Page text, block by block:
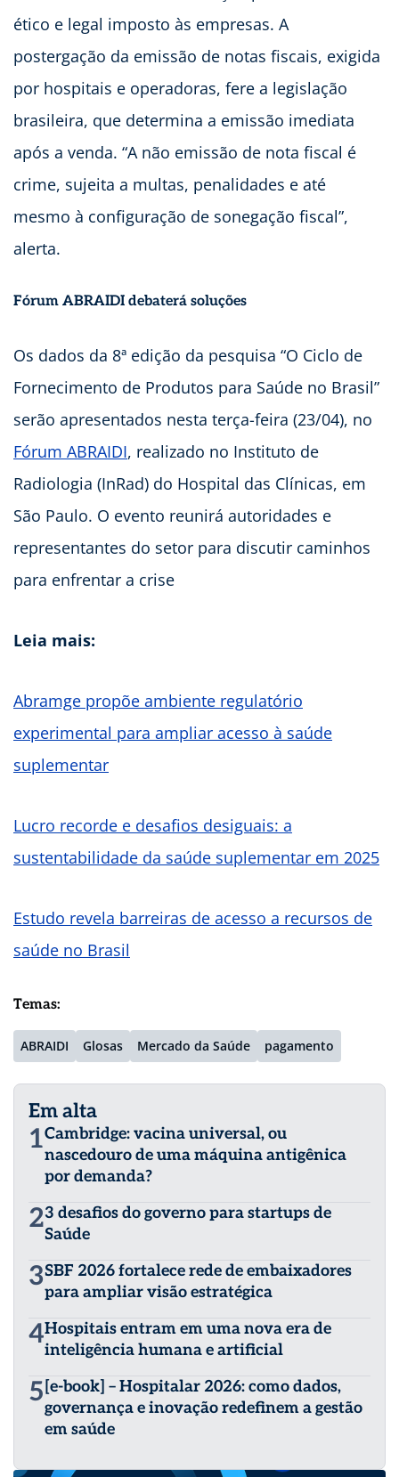
ético e legal imposto às empresas. A
postergação da emissão de notas fiscais, exigida
por hospitais e operadoras, fere a legislação
brasileira, que determina a emissão imediata
após a venda. “A não emissão de nota fiscal é
crime, sujeita a multas, penalidades e até
mesmo à configuração de sonegação fiscal”,
alerta.
Fórum ABRAIDI debaterá soluções
Os dados da 8ª edição da pesquisa “O Ciclo de
Fornecimento de Produtos para Saúde no Brasil”
serão apresentados nesta terça-feira (23/04), no
Fórum ABRAIDI, realizado no Instituto de
Radiologia (InRad) do Hospital das Clínicas, em
São Paulo. O evento reunirá autoridades e
representantes do setor para discutir caminhos
para enfrentar a crise
Leia mais:
Abramge propõe ambiente regulatório
experimental para ampliar acesso à saúde
suplementar
Lucro recorde e desafios desiguais: a
sustentabilidade da saúde suplementar em 2025
Estudo revela barreiras de acesso a recursos de
saúde no Brasil
Temas:
ABRAIDI Glosas Mercado da Saúde pagamento
Em alta
1Cambridge: vacina universal, ou
nascedouro de uma máquina antigênica
por demanda?
23 desafios do governo para startups de
Saúde
3SBF 2026 fortalece rede de embaixadores
para ampliar visão estratégica
4Hospitais entram em uma nova era de
inteligência humana e artificial
5 [e-book] – Hospitalar 2026: como dados,
governança e inovação redefinem a gestão
em saúde